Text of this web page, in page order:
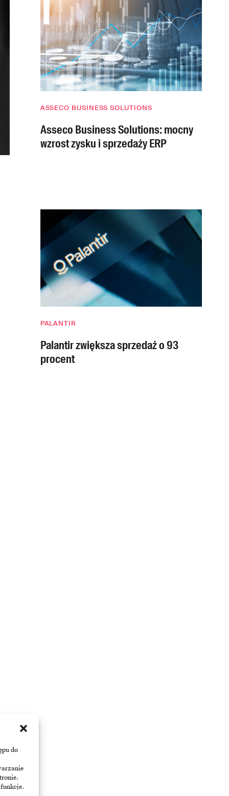
do
ASSECO BUSINESS SOLUTIONS
Asseco Business Solutions: mocny
wzrost zysku i sprzedaży ERP
PALANTIR
Palantir zwiększa sprzedaż o 93
procent